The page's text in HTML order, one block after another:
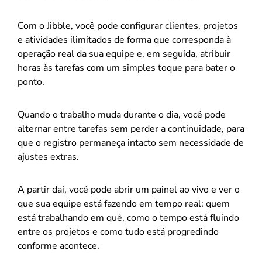
Com o Jibble, você pode configurar clientes, projetos
e atividades ilimitados de forma que corresponda à
operação real da sua equipe e, em seguida, atribuir
horas às tarefas com um simples toque para bater o
ponto.
Quando o trabalho muda durante o dia, você pode
alternar entre tarefas sem perder a continuidade, para
que o registro permaneça intacto sem necessidade de
ajustes extras.
A partir daí, você pode abrir um painel ao vivo e ver o
que sua equipe está fazendo em tempo real: quem
está trabalhando em quê, como o tempo está fluindo
entre os projetos e como tudo está progredindo
conforme acontece.